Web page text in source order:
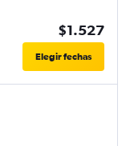
$1.527
Elegir fechas